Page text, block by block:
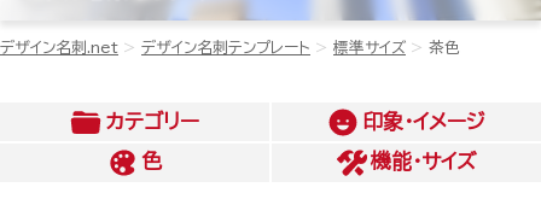
デザイン名刺.net デザイン名刺テンプレート 標準サイズ 茶色
カテゴリー
印象・イメージ
色
機能・サイズ